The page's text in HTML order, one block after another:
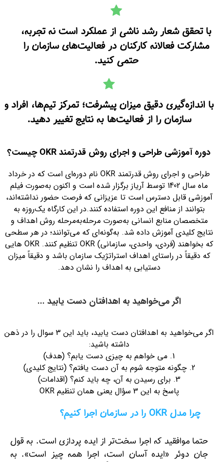
با تحقق شعار رشد ناشی از عملکرد است نه تجربه،
مشارکت فعالانه کارکنان در فعالیت‌های سازمان را
حتمی کنید.
با اندازه‌گیری دقیق میزان پیشرفت؛ تمرکز تیم‌ها، افراد و
سازمان را از فعالیت‌ها به نتایج تغییر دهید.
دوره آموزشی طراحی و اجرای روش قدرتمند OKR چیست؟
طراحی و اجرای روش قدرتمند OKR نام دوره‌ای است که در خرداد
ماه سال 1402 توسط آریاز برگزار شده است و اکنون به‌صورت فیلم
آموزشی قابل دسترس است تا ‌عزیزانی که فرصت حضور نداشته‌اند،
بتوانند از منافع این دوره استفاده کنند.در این کارگاه یک‌روزه به
متخصصان منابع انسانی به‌صورت مرحله‌به‌مرحله روش اهداف و
نتایج کلیدی آموزش داده شد. به‌گونه‌ای که می‌توانند؛ در هر سطحی
که بخواهند (فردی، واحدی، سازمانی) OKR تنظیم کنند. OKR هایی
که دقیقاً در راستای اهداف استراتژیک سازمان باشد و دقیقاً میزان
دستیابی به اهداف را نشان دهد.
اگر می‌خواهید به اهدافتان دست یابید ...
اگر می‌خواهید به اهدافتان دست یابید، باید این 3 سوال را در ذهن
داشته باشید:
1. می خواهم به چیزی دست یابم؟ (هدف)
2. چگونه متوجه شوم به آن دست یافتم؟ (نتایج کلیدی)
3. برای رسیدن به آن، چه باید کنم؟ (اقدامات)
پاسخ به این 3 سؤال یعنی همان تنظیم OKR
چرا مدل OKR را در سازمان اجرا کنیم؟
حتما موافقید که اجرا سخت‌تر از ایده پردازی است. به قول
جان دوئر «ایده آسان است، اجرا همه چیز است». به